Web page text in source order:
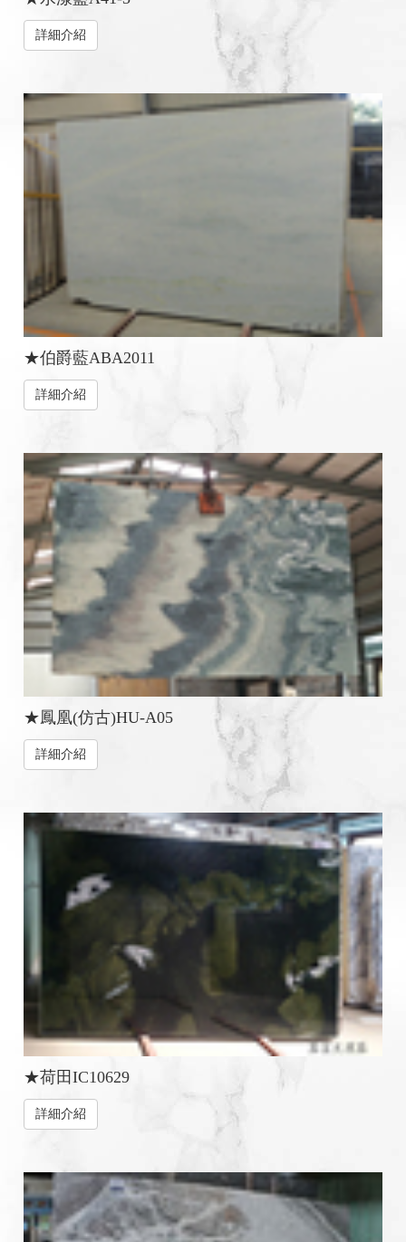
詳細介紹
★伯爵藍ABA2011
詳細介紹
★鳳凰(仿古)HU-A05
詳細介紹
★荷田IC10629
詳細介紹